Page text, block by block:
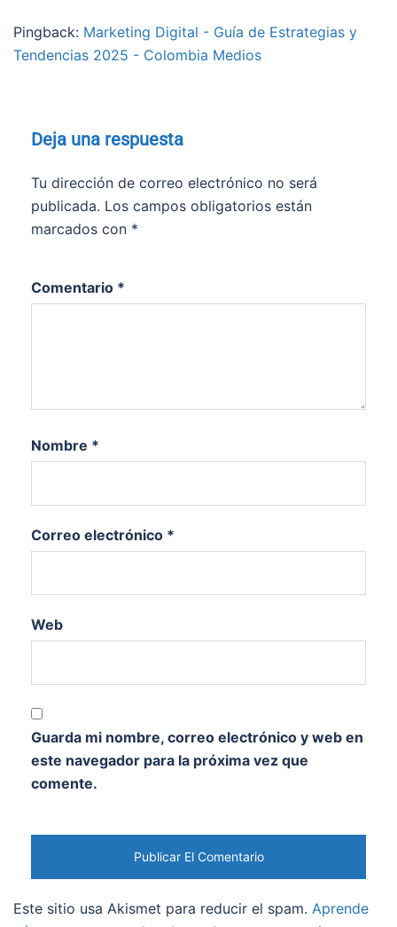
Pingback: Marketing Digital - Guía de Estrategias y
Tendencias 2025 - Colombia Medios
Deja una respuesta
Tu dirección de correo electrónico no será
publicada. Los campos obligatorios están
marcados con *
Comentario *
Nombre *
Correo electrónico *
Web
Guarda mi nombre, correo electrónico y web en
este navegador para la próxima vez que
comente.
Este sitio usa Akismet para reducir el spam. Aprende